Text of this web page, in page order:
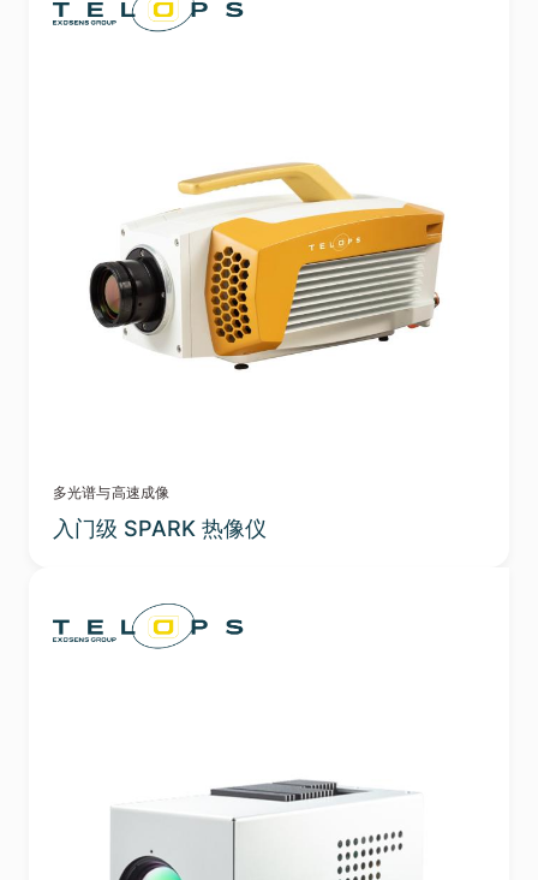
多光谱与高速成像
入门级 SPARK 热像仪